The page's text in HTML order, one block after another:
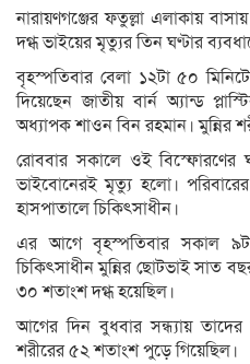
নারায়ণগঞ্জের ফতুল্লা এলাকায়
দগ্ধ ভাইয়ের মৃত্যুর তিন ঘণ্টার
বৃহস্পতিবার বেলা ১২টা ৫০
দিয়েছেন জাতীয় বার্ন অ্যান্ড
অধ্যাপক শাওন বিন রহমান। মুন্নির
রোববার সকালে ওই
ভাইবোনেরই মৃত্যু হলো।
হাসপাতালে চিকিৎসাধীন।
এর আগে বৃহস্পতিবার সকাল
চিকিৎসাধীন মুন্নির ছোটভাই সাত
৩০ শতাংশ দগ্ধ হয়েছিল।
আগের দিন বুধবার সন্ধ্যায়
শরীরের ৫২ শতাংশ পুড়ে গিয়েছিল।